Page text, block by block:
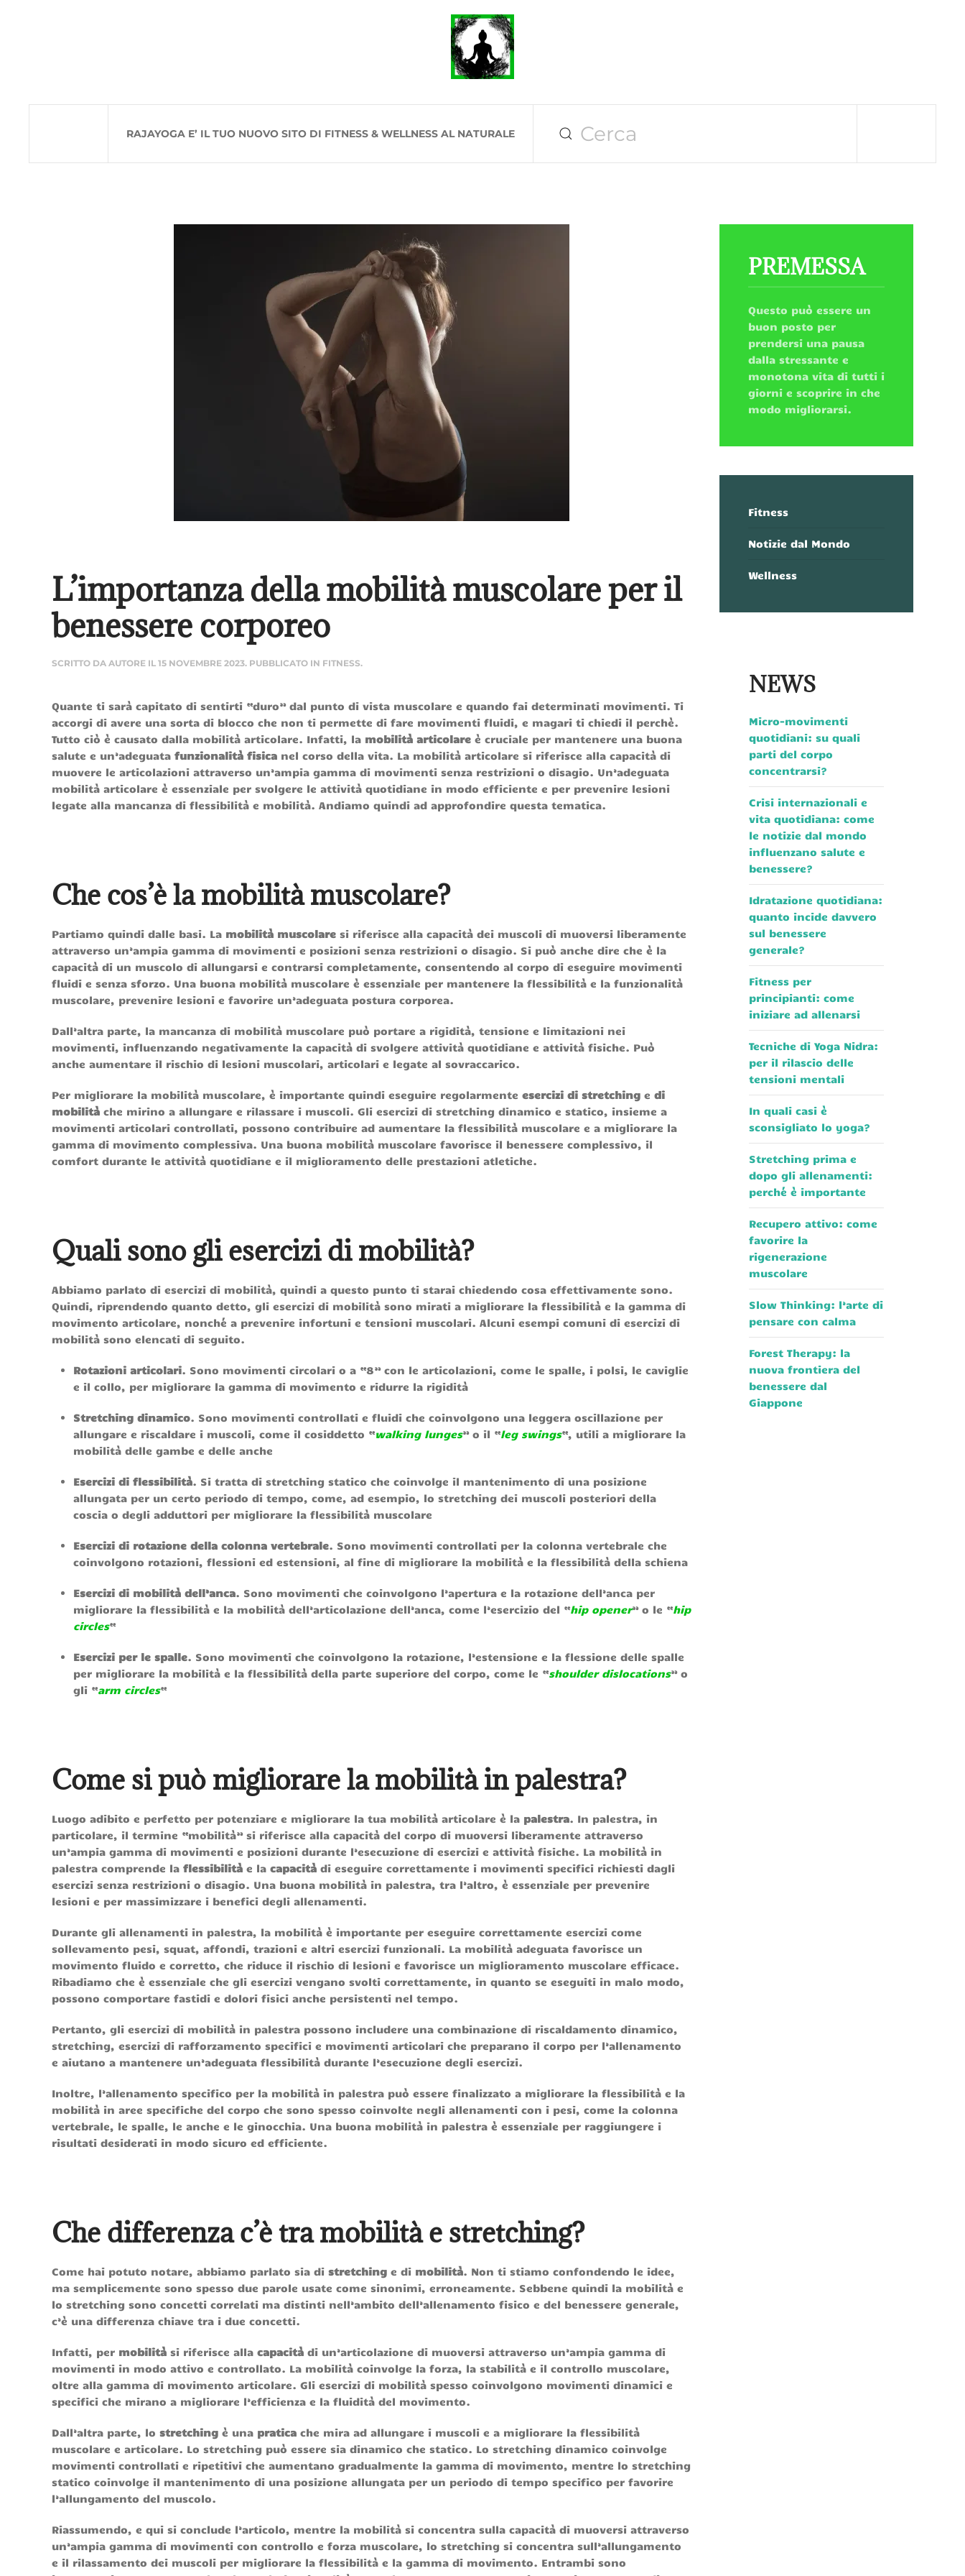
RAJAYOGA E’ IL TUO NUOVO SITO DI FITNESS & WELLNESS AL NATURALE
L’importanza della mobilità muscolare per il
benessere corporeo
SCRITTO DA AUTORE IL 15 NOVEMBRE 2023. PUBBLICATO IN FITNESS.
Quante ti sarà capitato di sentirti “duro” dal punto di vista muscolare e quando fai determinati movimenti. Ti
accorgi di avere una sorta di blocco che non ti permette di fare movimenti fluidi, e magari ti chiedi il perchè.
Tutto ciò è causato dalla mobilità articolare. Infatti, la mobilità articolare è cruciale per mantenere una buona
salute e un’adeguata funzionalità fisica nel corso della vita. La mobilità articolare si riferisce alla capacità di
muovere le articolazioni attraverso un’ampia gamma di movimenti senza restrizioni o disagio. Un’adeguata
mobilità articolare è essenziale per svolgere le attività quotidiane in modo efficiente e per prevenire lesioni
legate alla mancanza di flessibilità e mobilità. Andiamo quindi ad approfondire questa tematica.
Che cos’è la mobilità muscolare?
Partiamo quindi dalle basi. La mobilità muscolare si riferisce alla capacità dei muscoli di muoversi liberamente
attraverso un’ampia gamma di movimenti e posizioni senza restrizioni o disagio. Si può anche dire che è la
capacità di un muscolo di allungarsi e contrarsi completamente, consentendo al corpo di eseguire movimenti
fluidi e senza sforzo. Una buona mobilità muscolare è essenziale per mantenere la flessibilità e la funzionalità
muscolare, prevenire lesioni e favorire un’adeguata postura corporea.
Dall’altra parte, la mancanza di mobilità muscolare può portare a rigidità, tensione e limitazioni nei
movimenti, influenzando negativamente la capacità di svolgere attività quotidiane e attività fisiche. Può
anche aumentare il rischio di lesioni muscolari, articolari e legate al sovraccarico.
Per migliorare la mobilità muscolare, è importante quindi eseguire regolarmente esercizi di stretching e di
mobilità che mirino a allungare e rilassare i muscoli. Gli esercizi di stretching dinamico e statico, insieme a
movimenti articolari controllati, possono contribuire ad aumentare la flessibilità muscolare e a migliorare la
gamma di movimento complessiva. Una buona mobilità muscolare favorisce il benessere complessivo, il
comfort durante le attività quotidiane e il miglioramento delle prestazioni atletiche.
Quali sono gli esercizi di mobilità?
Abbiamo parlato di esercizi di mobilità, quindi a questo punto ti starai chiedendo cosa effettivamente sono.
Quindi, riprendendo quanto detto, gli esercizi di mobilità sono mirati a migliorare la flessibilità e la gamma di
movimento articolare, nonché a prevenire infortuni e tensioni muscolari. Alcuni esempi comuni di esercizi di
mobilità sono elencati di seguito.
Rotazioni articolari. Sono movimenti circolari o a “8” con le articolazioni, come le spalle, i polsi, le caviglie
e il collo, per migliorare la gamma di movimento e ridurre la rigidità
Stretching dinamico. Sono movimenti controllati e fluidi che coinvolgono una leggera oscillazione per
allungare e riscaldare i muscoli, come il cosiddetto “walking lunges” o il “leg swings“, utili a migliorare la
mobilità delle gambe e delle anche
Esercizi di flessibilità. Si tratta di stretching statico che coinvolge il mantenimento di una posizione
allungata per un certo periodo di tempo, come, ad esempio, lo stretching dei muscoli posteriori della
coscia o degli adduttori per migliorare la flessibilità muscolare
Esercizi di rotazione della colonna vertebrale. Sono movimenti controllati per la colonna vertebrale che
coinvolgono rotazioni, flessioni ed estensioni, al fine di migliorare la mobilità e la flessibilità della schiena
Esercizi di mobilità dell’anca. Sono movimenti che coinvolgono l’apertura e la rotazione dell’anca per
migliorare la flessibilità e la mobilità dell’articolazione dell’anca, come l’esercizio del “hip opener” o le “hip
circles“
Esercizi per le spalle. Sono movimenti che coinvolgono la rotazione, l’estensione e la flessione delle spalle
per migliorare la mobilità e la flessibilità della parte superiore del corpo, come le “shoulder dislocations” o
gli “arm circles“
Come si può migliorare la mobilità in palestra?
Luogo adibito e perfetto per potenziare e migliorare la tua mobilità articolare è la palestra. In palestra, in
particolare, il termine “mobilità” si riferisce alla capacità del corpo di muoversi liberamente attraverso
un’ampia gamma di movimenti e posizioni durante l’esecuzione di esercizi e attività fisiche. La mobilità in
palestra comprende la flessibilità e la capacità di eseguire correttamente i movimenti specifici richiesti dagli
esercizi senza restrizioni o disagio. Una buona mobilità in palestra, tra l’altro, è essenziale per prevenire
lesioni e per massimizzare i benefici degli allenamenti.
Durante gli allenamenti in palestra, la mobilità è importante per eseguire correttamente esercizi come
sollevamento pesi, squat, affondi, trazioni e altri esercizi funzionali. La mobilità adeguata favorisce un
movimento fluido e corretto, che riduce il rischio di lesioni e favorisce un miglioramento muscolare efficace.
Ribadiamo che è essenziale che gli esercizi vengano svolti correttamente, in quanto se eseguiti in malo modo,
possono comportare fastidi e dolori fisici anche persistenti nel tempo.
Pertanto, gli esercizi di mobilità in palestra possono includere una combinazione di riscaldamento dinamico,
stretching, esercizi di rafforzamento specifici e movimenti articolari che preparano il corpo per l’allenamento
e aiutano a mantenere un’adeguata flessibilità durante l’esecuzione degli esercizi.
Inoltre, l’allenamento specifico per la mobilità in palestra può essere finalizzato a migliorare la flessibilità e la
mobilità in aree specifiche del corpo che sono spesso coinvolte negli allenamenti con i pesi, come la colonna
vertebrale, le spalle, le anche e le ginocchia. Una buona mobilità in palestra è essenziale per raggiungere i
risultati desiderati in modo sicuro ed efficiente.
Che differenza c’è tra mobilità e stretching?
Come hai potuto notare, abbiamo parlato sia di stretching e di mobilità. Non ti stiamo confondendo le idee,
ma semplicemente sono spesso due parole usate come sinonimi, erroneamente. Sebbene quindi la mobilità e
lo stretching sono concetti correlati ma distinti nell’ambito dell’allenamento fisico e del benessere generale,
c’è una differenza chiave tra i due concetti.
Infatti, per mobilità si riferisce alla capacità di un’articolazione di muoversi attraverso un’ampia gamma di
movimenti in modo attivo e controllato. La mobilità coinvolge la forza, la stabilità e il controllo muscolare,
oltre alla gamma di movimento articolare. Gli esercizi di mobilità spesso coinvolgono movimenti dinamici e
specifici che mirano a migliorare l’efficienza e la fluidità del movimento.
Dall’altra parte, lo stretching è una pratica che mira ad allungare i muscoli e a migliorare la flessibilità
muscolare e articolare. Lo stretching può essere sia dinamico che statico. Lo stretching dinamico coinvolge
movimenti controllati e ripetitivi che aumentano gradualmente la gamma di movimento, mentre lo stretching
statico coinvolge il mantenimento di una posizione allungata per un periodo di tempo specifico per favorire
l’allungamento del muscolo.
Riassumendo, e qui si conclude l’articolo, mentre la mobilità si concentra sulla capacità di muoversi attraverso
un’ampia gamma di movimenti con controllo e forza muscolare, lo stretching si concentra sull’allungamento
e il rilassamento dei muscoli per migliorare la flessibilità e la gamma di movimento. Entrambi sono
PREMESSA
Questo può essere un
buon posto per
prendersi una pausa
dalla stressante e
monotona vita di tutti i
giorni e scoprire in che
modo migliorarsi.
Fitness
Notizie dal Mondo
Wellness
NEWS
Micro-movimenti
quotidiani: su quali
parti del corpo
concentrarsi?
Crisi internazionali e
vita quotidiana: come
le notizie dal mondo
influenzano salute e
benessere?
Idratazione quotidiana:
quanto incide davvero
sul benessere
generale?
Fitness per
principianti: come
iniziare ad allenarsi
Tecniche di Yoga Nidra:
per il rilascio delle
tensioni mentali
In quali casi è
sconsigliato lo yoga?
Stretching prima e
dopo gli allenamenti:
perché è importante
Recupero attivo: come
favorire la
rigenerazione
muscolare
Slow Thinking: l’arte di
pensare con calma
Forest Therapy: la
nuova frontiera del
benessere dal
Giappone